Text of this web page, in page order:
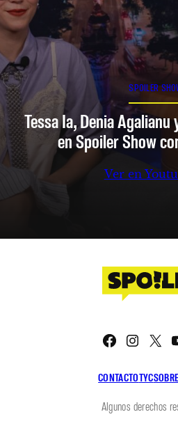
SPOILER
Tessa Ia, Denia
en Spoiler Show
Ver en
CONTACTOTYC
X
Algunos derechos